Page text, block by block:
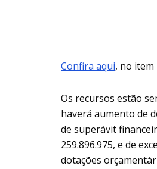
Confira aqui, no
Os recursos estão
haverá aumento de
de superávit
259.896.975, e de
dotações